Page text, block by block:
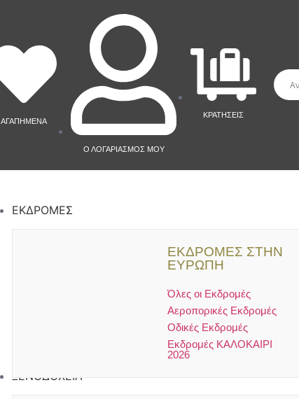
ΑΓΑΠΗΜΕΝΑ
Ο ΛΟΓΑΡΙΑΣΜΟΣ ΜΟΥ
ΚΡΑΤΗΣΕΙΣ
ΕΚΔΡΟΜΕΣ
ΕΚΔΡΟΜΕΣ ΣΤΗΝ
ΕΥΡΩΠΗ
Όλες οι Εκδρομές
Αεροπορικές Εκδρομές
Οδικές Εκδρομές
Εκδρομές ΚΑΛΟΚΑΙΡΙ
2026
ΞΕΝΟΔΟΧΕΙΑ